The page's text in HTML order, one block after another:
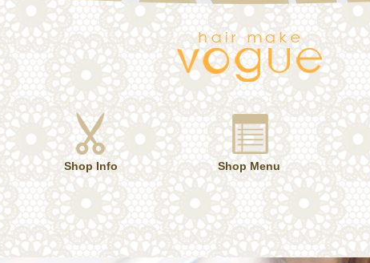
Shop Info Shop Menu